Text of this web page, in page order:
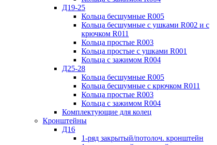
Д19-25
Кольца бесшумные R005
Кольца бесшумные с ушками R002 и с
крючком R011
Кольца простые R003
Кольца простые с ушками R001
Кольца с зажимом R004
Д25-28
Кольца бесшумные R005
Кольца бесшумные с крючком R011
Кольца простые R003
Кольца с зажимом R004
Комплектующие для колец
Кронштейны
Д16
1-ряд закрытый/потолоч. кронштейн